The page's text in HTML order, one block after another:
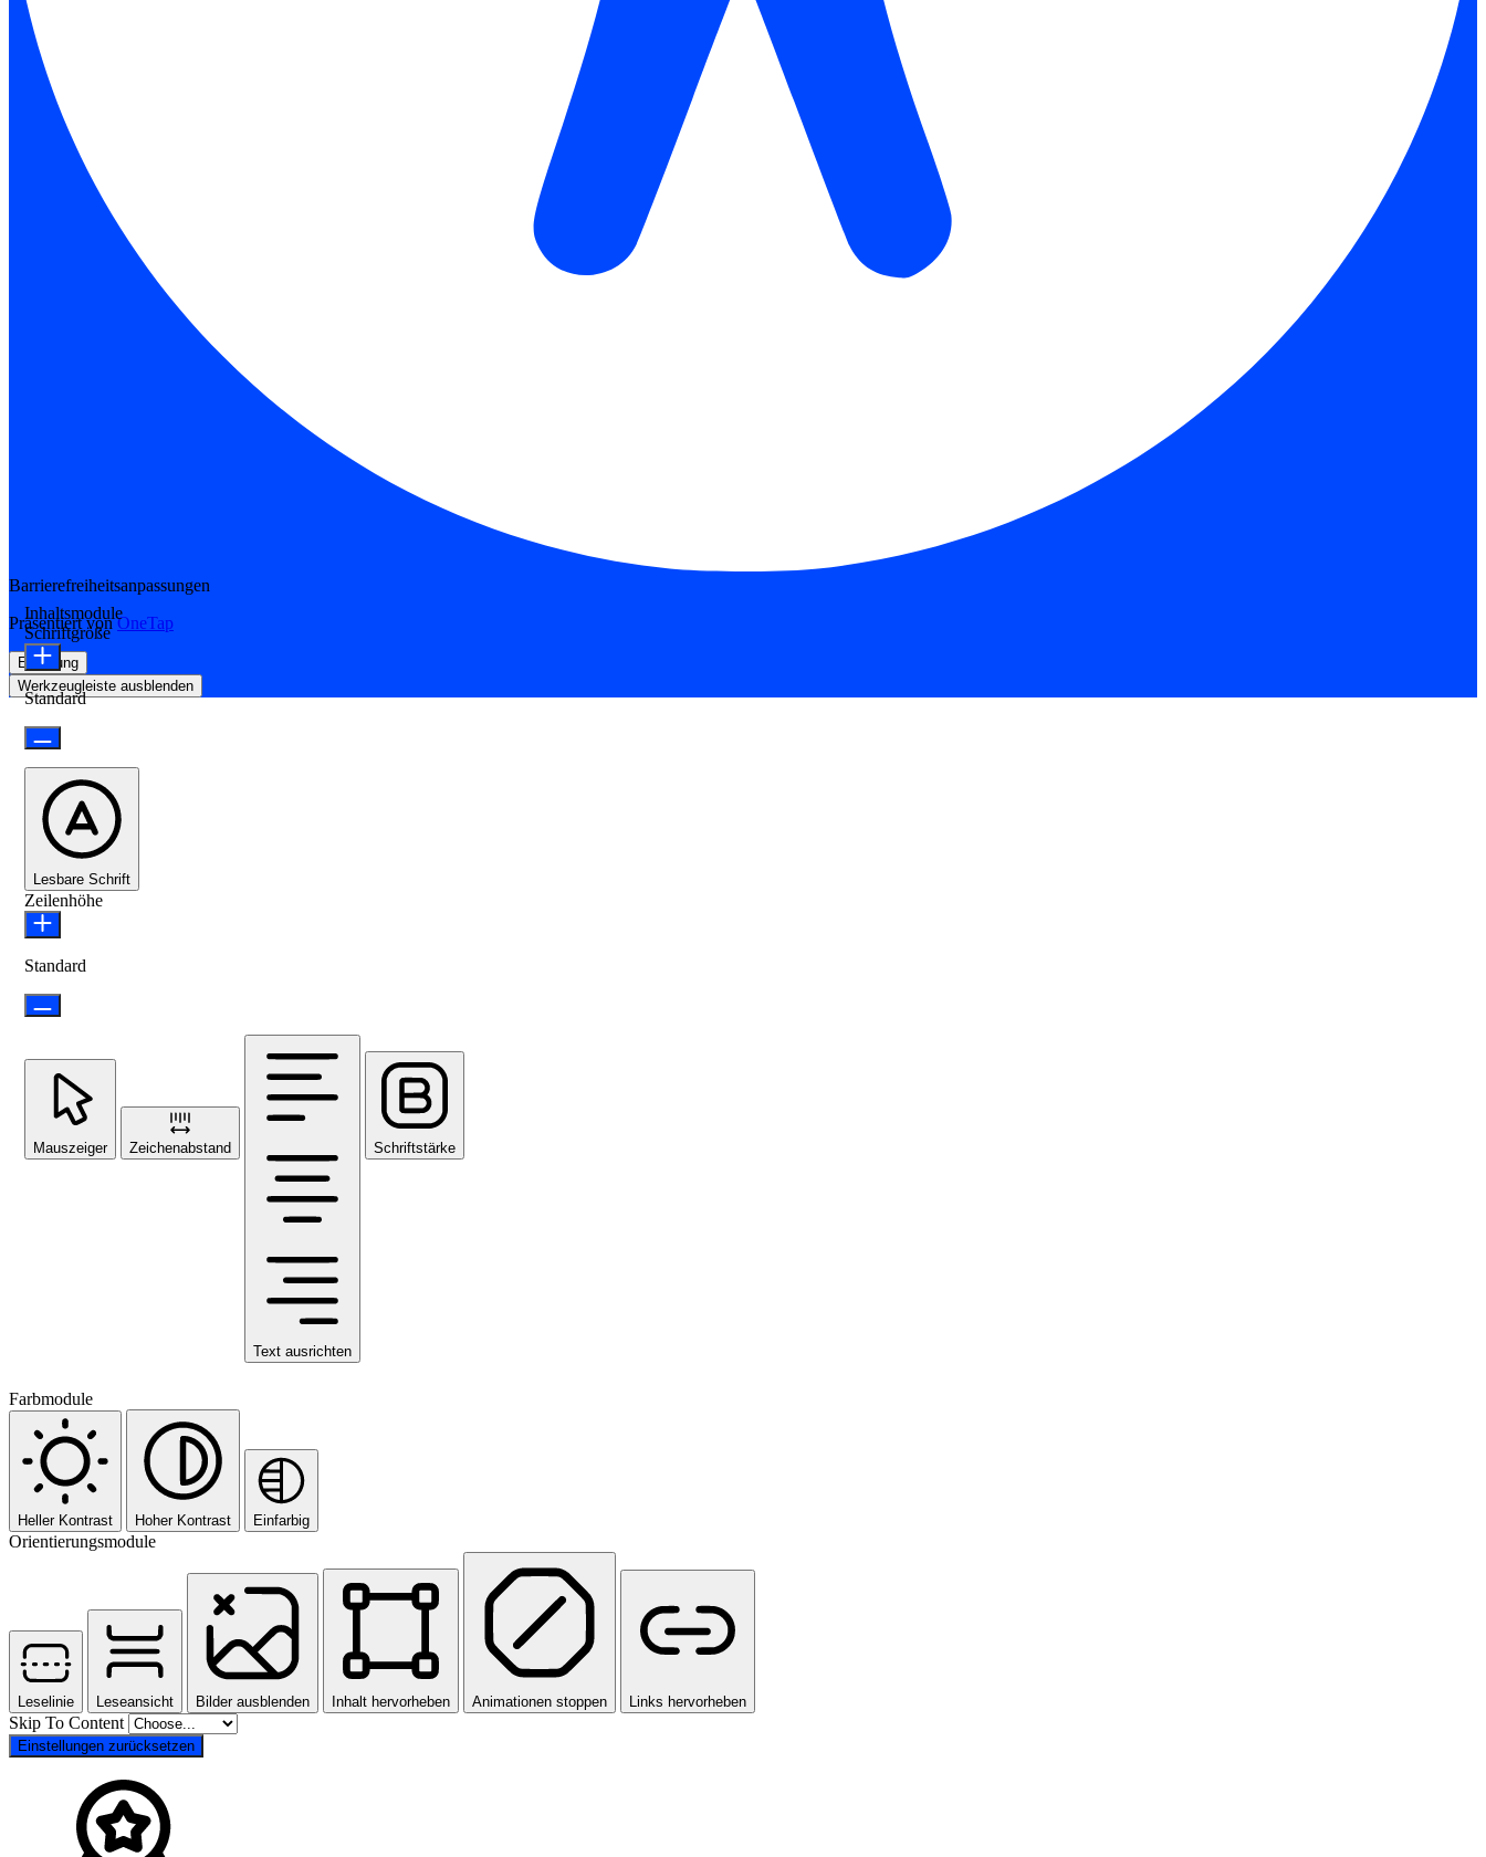
Barrierefreiheitsanpassungen
Präsentiert vonOneTap
Erklärung
Werkzeugleiste ausblenden
Inhaltsmodule
Schriftgröße
Standard
Lesbare Schrift
Zeilenhöhe
Standard
Mauszeiger Zeichenabstand
Text ausrichten
Schriftstärke
Farbmodule
Heller Kontrast Hoher Kontrast Einfarbig
Orientierungsmodule
Leselinie Leseansicht Bilder ausblenden Inhalt hervorheben Animationen stoppen Links hervorheben
Skip To Content
Einstellungen zurücksetzen